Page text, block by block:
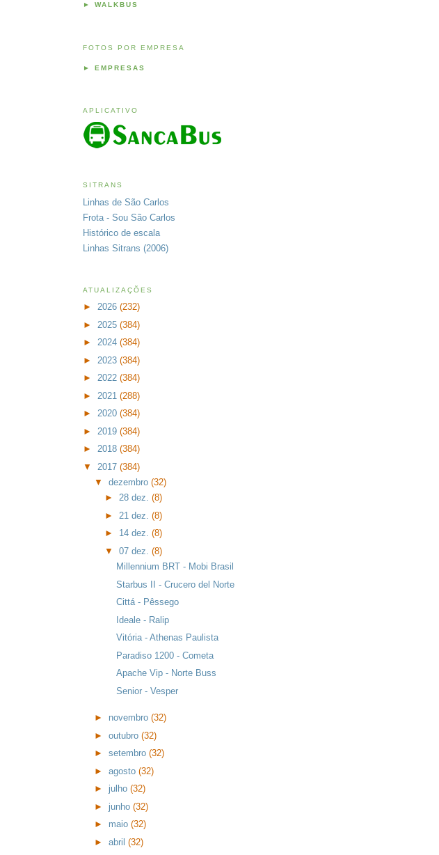
► WALKBUS
FOTOS POR EMPRESA
► EMPRESAS
APLICATIVO
SITRANS
Linhas de São Carlos
Frota - Sou São Carlos
Histórico de escala
Linhas Sitrans (2006)
ATUALIZAÇÕES
► 2026 (232)
► 2025 (384)
► 2024 (384)
► 2023 (384)
► 2022 (384)
► 2021 (288)
► 2020 (384)
► 2019 (384)
► 2018 (384)
▼ 2017 (384)
▼ dezembro (32)
►28 dez.(8)
► 21 dez.(8)
► 14 dez.(8)
▼07 dez.(8)
Millennium BRT - Mobi Brasil
Starbus II - Crucero del Norte
Cittá - Pêssego
Ideale - Ralip
Vitória - Athenas Paulista
Paradiso 1200 - Cometa
Apache Vip - Norte Buss
Senior - Vesper
► novembro (32)
► outubro (32)
► setembro (32)
► agosto (32)
► julho (32)
► junho (32)
► maio (32)
► abril (32)